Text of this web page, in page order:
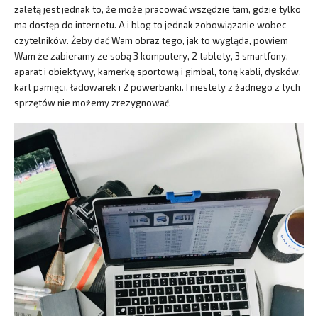
zaletą jest jednak to, że może pracować wszędzie tam, gdzie tylko
ma dostęp do internetu. A i blog to jednak zobowiązanie wobec
czytelników. Żeby dać Wam obraz tego, jak to wygląda, powiem
Wam że zabieramy ze sobą 3 komputery, 2 tablety, 3 smartfony,
aparat i obiektywy, kamerkę sportową i gimbal, tonę kabli, dysków,
kart pamięci, ładowarek i 2 powerbanki. I niestety z żadnego z tych
sprzętów nie możemy zrezygnować.